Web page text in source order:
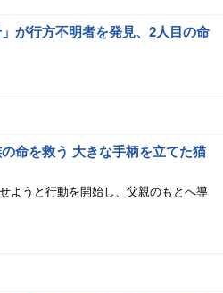
が行方不明者を発見、2人目の命
命を救う 大きな手柄を立てた猫
ようと行動を開始し、父親のもとへ導